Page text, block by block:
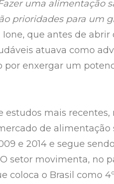
uma alimentação
prioridades para um
que antes de abrir
atuava como
por enxergar um
estudos mais recentes,
de alimentação
e 2014 e segue
setor movimenta, no
coloca o Brasil como